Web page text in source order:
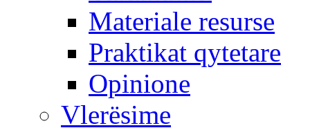
Materiale resurse
Praktikat qytetare
Opinione
Vlerësime